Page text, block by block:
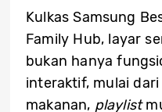
Kulkas Samsung
Family Hub, layar
bukan hanya
interaktif, mulai
makanan, playlist